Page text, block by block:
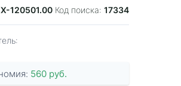
120501.00 Код поиска: 17334
560 руб.